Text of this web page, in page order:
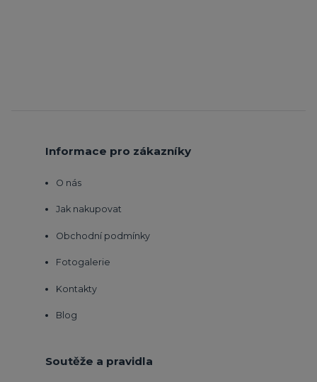
Informace pro zákazníky
O nás
Jak nakupovat
Obchodní podmínky
Fotogalerie
Kontakty
Blog
Soutěže a pravidla